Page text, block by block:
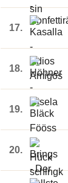
17.
18.
19.
20.